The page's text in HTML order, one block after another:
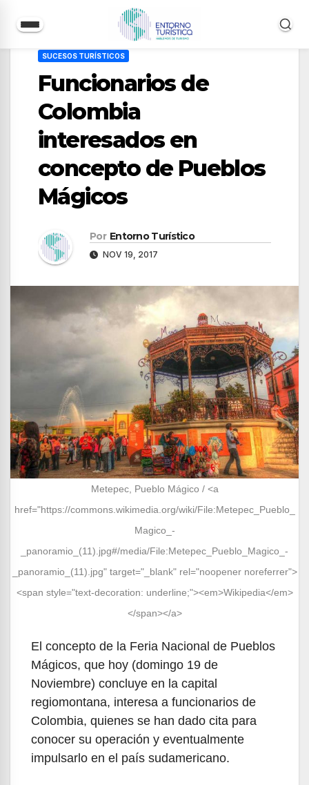
contenido
SUCESOS TURÍSTICOS
Funcionarios de
Colombia
interesados en
concepto de Pueblos
Mágicos
Por Entorno Turístico
NOV 19, 2017
Metepec, Pueblo Mágico / <a
href="https://commons.wikimedia.org/wiki/File:Metepec_Pueblo_
Magico_-
_panoramio_(11).jpg#/media/File:Metepec_Pueblo_Magico_-
_panoramio_(11).jpg" target="_blank" rel="noopener noreferrer">
<span style="text-decoration: underline;"><em>Wikipedia</em>
</span></a>
El concepto de la Feria Nacional de Pueblos
Mágicos, que hoy (domingo 19 de
Noviembre) concluye en la capital
regiomontana, interesa a funcionarios de
Colombia, quienes se han dado cita para
conocer su operación y eventualmente
impulsarlo en el país sudamericano.